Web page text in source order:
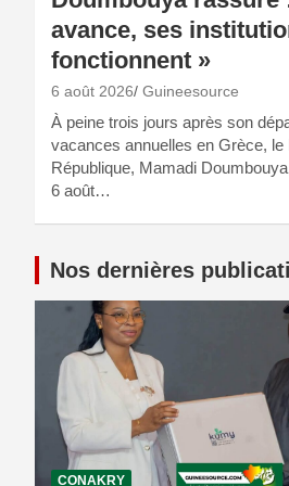
avance, ses
fonctionnent »
6 août 2026 Guineesource
À peine trois jours après son
vacances annuelles en Grèce, le
République, Mamadi
6 août…
Nos dernières
CONAKRY